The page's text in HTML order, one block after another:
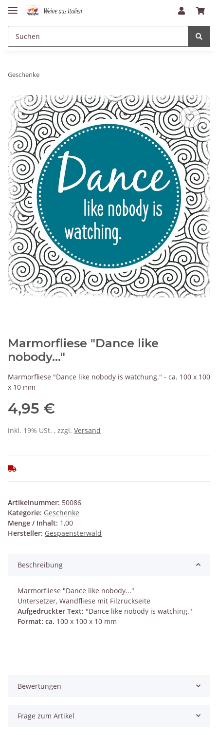
Geschenke
Marmorfliese "Dance like
nobody..."
Marmorfliese "Dance like nobody is watchung." - ca. 100 x 100
x 10 mm
4,95 €
inkl. 19% USt. , zzgl. Versand
Artikelnummer: 50086
Kategorie: Geschenke
Menge / Inhalt: 1,00
Hersteller: Gespaensterwald
Beschreibung
Marmorfliese "Dance like nobody..."
Untersetzer, Wandfliese mit Filzrückseite
Aufgedruckter Text: "Dance like nobody is watching."
Format: ca. 100 x 100 x 10 mm
Bewertungen
Frage zum Artikel